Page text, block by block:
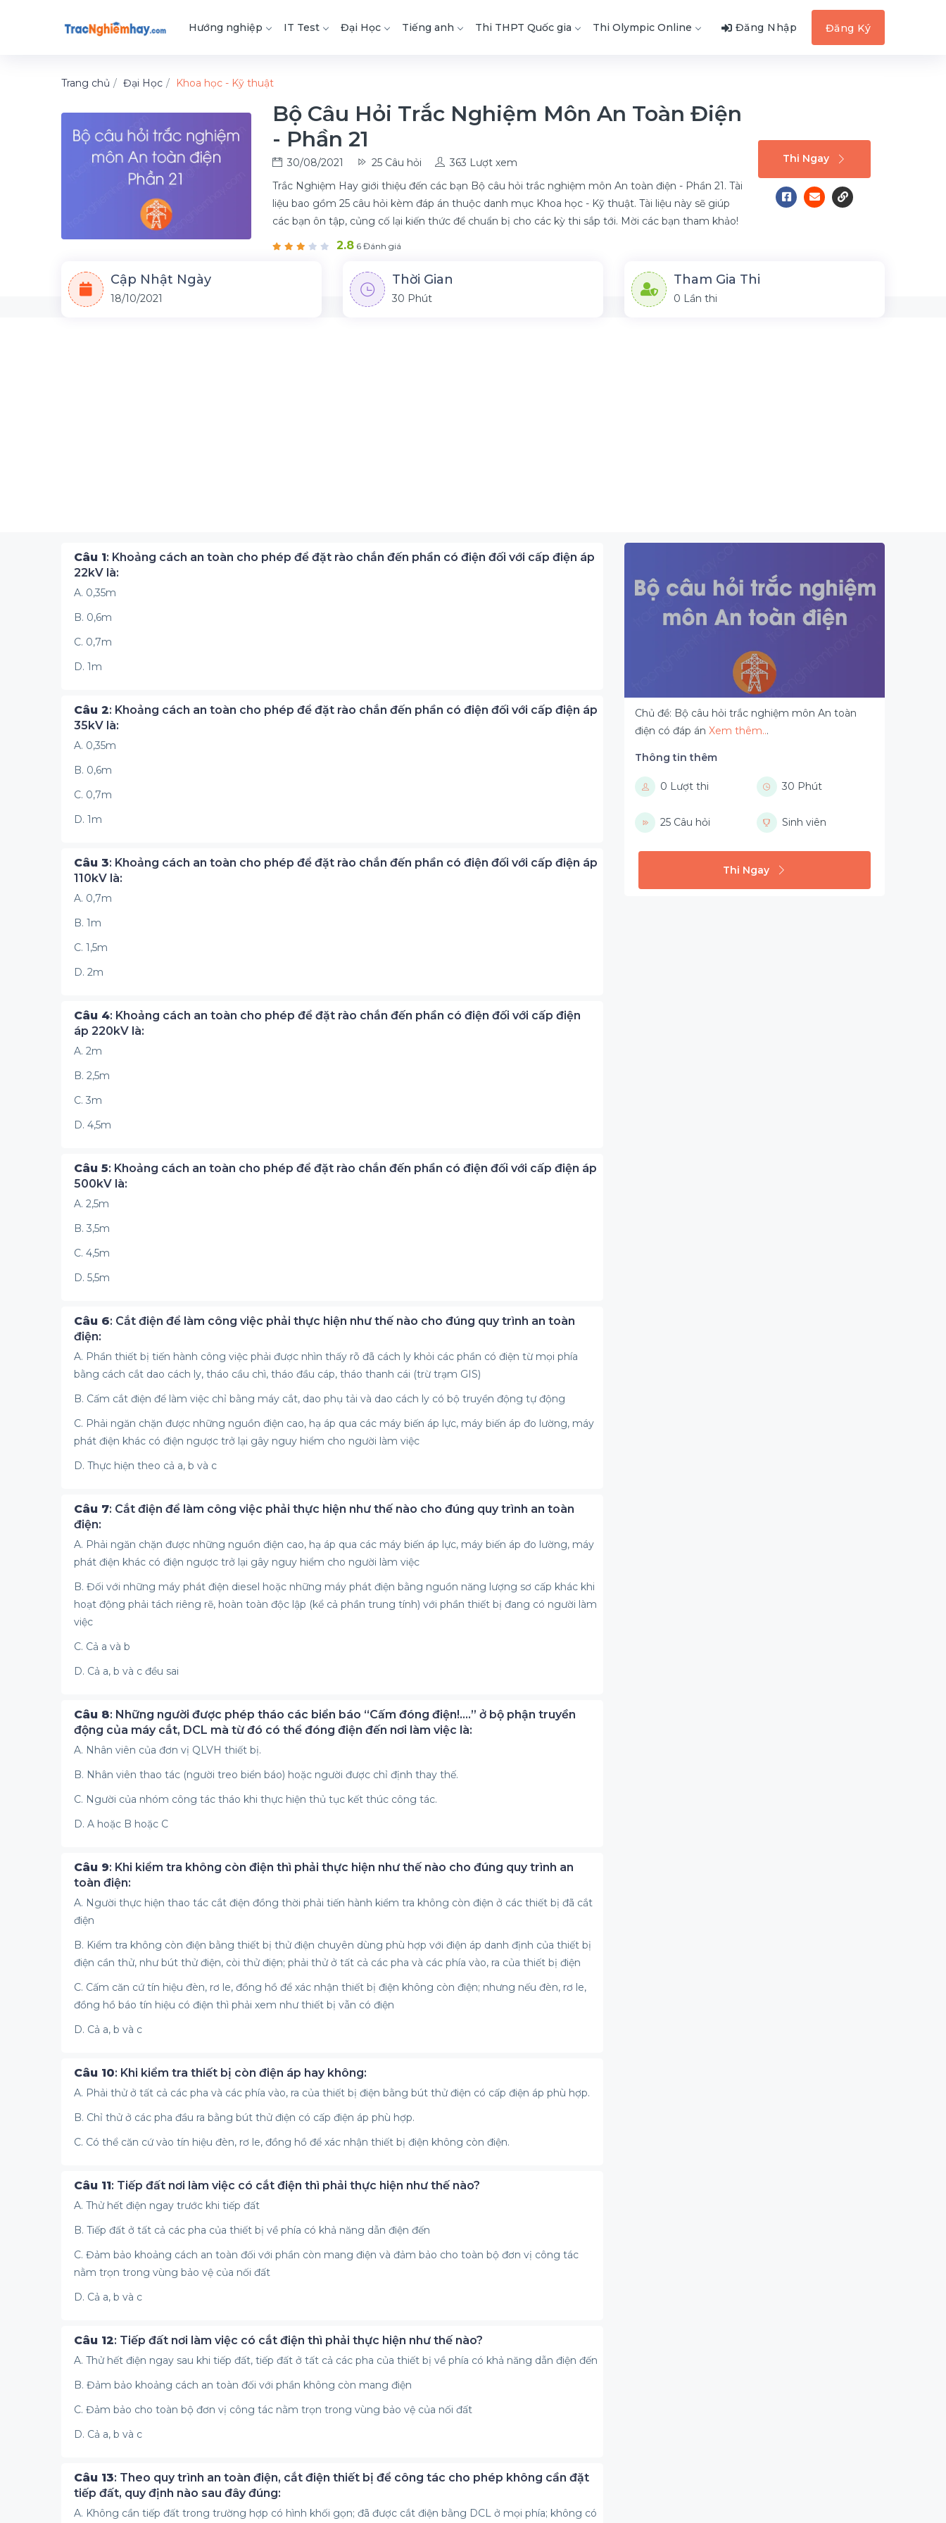
Hướng nghiệp IT Test Đại Học Tiếng anh Thi THPT Quốc gia Thi Olympic Online Đăng Nhập Đăng Ký
Trang chủ Đại Học Khoa học - Kỹ thuật
Bộ Câu Hỏi Trắc Nghiệm Môn An Toàn Điện
- Phần 21
30/08/2021 25 Câu hỏi
363 Lượt xem
Trắc Nghiệm Hay giới thiệu đến các bạn Bộ câu hỏi trắc nghiệm môn An toàn điện - Phần 21. Tài
liệu bao gồm 25 câu hỏi kèm đáp án thuộc danh mục Khoa học - Kỹ thuật. Tài liệu này sẽ giúp
các bạn ôn tập, củng cố lại kiến thức để chuẩn bị cho các kỳ thi sắp tới. Mời các bạn tham khảo!
2.8 6 Đánh giá
Thi Ngay
Cập Nhật Ngày
18/10/2021
Thời Gian
30 Phút
Tham Gia Thi
0 Lần thi
Câu 1: Khoảng cách an toàn cho phép để đặt rào chắn đến phần có điện đối với cấp điện áp
22kV là:
A. 0,35m
B. 0,6m
C. 0,7m
D. 1m
Câu 2: Khoảng cách an toàn cho phép để đặt rào chắn đến phần có điện đối với cấp điện áp
35kV là:
A. 0,35m
B. 0,6m
C. 0,7m
D. 1m
Câu 3: Khoảng cách an toàn cho phép để đặt rào chắn đến phần có điện đối với cấp điện áp
110kV là:
A. 0,7m
B. 1m
C. 1,5m
D. 2m
Câu 4: Khoảng cách an toàn cho phép để đặt rào chắn đến phần có điện đối với cấp điện
áp 220kV là:
A. 2m
B. 2,5m
C. 3m
D. 4,5m
Câu 5: Khoảng cách an toàn cho phép để đặt rào chắn đến phần có điện đối với cấp điện áp
500kV là:
A. 2,5m
B. 3,5m
C. 4,5m
D. 5,5m
Câu 6: Cắt điện để làm công việc phải thực hiện như thế nào cho đúng quy trình an toàn
điện:
A. Phần thiết bị tiến hành công việc phải được nhìn thấy rõ đã cách ly khỏi các phần có điện từ mọi phía
bằng cách cắt dao cách ly, tháo cầu chì, tháo đầu cáp, tháo thanh cái (trừ trạm GIS)
B. Cấm cắt điện để làm việc chỉ bằng máy cắt, dao phụ tải và dao cách ly có bộ truyền động tự động
C. Phải ngăn chặn được những nguồn điện cao, hạ áp qua các máy biến áp lực, máy biến áp đo lường, máy
phát điện khác có điện ngược trở lại gây nguy hiểm cho người làm việc
D. Thực hiện theo cả a, b và c
Câu 7: Cắt điện để làm công việc phải thực hiện như thế nào cho đúng quy trình an toàn
điện:
A. Phải ngăn chặn được những nguồn điện cao, hạ áp qua các máy biến áp lực, máy biến áp đo lường, máy
phát điện khác có điện ngược trở lại gây nguy hiểm cho người làm việc
B. Đối với những máy phát điện diesel hoặc những máy phát điện bằng nguồn năng lượng sơ cấp khác khi
hoạt động phải tách riêng rẽ, hoàn toàn độc lập (kể cả phần trung tính) với phần thiết bị đang có người làm
việc
C. Cả a và b
D. Cả a, b và c đều sai
Câu 8: Những người được phép tháo các biển báo “Cấm đóng điện!....” ở bộ phận truyền
động của máy cắt, DCL mà từ đó có thể đóng điện đến nơi làm việc là:
A. Nhân viên của đơn vị QLVH thiết bị.
B. Nhân viên thao tác (người treo biển báo) hoặc người được chỉ định thay thế.
C. Người của nhóm công tác tháo khi thực hiện thủ tục kết thúc công tác.
D. A hoặc B hoặc C
Câu 9: Khi kiểm tra không còn điện thì phải thực hiện như thế nào cho đúng quy trình an
toàn điện:
A. Người thực hiện thao tác cắt điện đồng thời phải tiến hành kiểm tra không còn điện ở các thiết bị đã cắt
điện
B. Kiểm tra không còn điện bằng thiết bị thử điện chuyên dùng phù hợp với điện áp danh định của thiết bị
điện cần thử, như bút thử điện, còi thử điện; phải thử ở tất cả các pha và các phía vào, ra của thiết bị điện
C. Cấm căn cứ tín hiệu đèn, rơ le, đồng hồ để xác nhận thiết bị điện không còn điện; nhưng nếu đèn, rơ le,
đồng hồ báo tín hiệu có điện thì phải xem như thiết bị vẫn có điện
D. Cả a, b và c
Câu 10: Khi kiểm tra thiết bị còn điện áp hay không:
A. Phải thử ở tất cả các pha và các phía vào, ra của thiết bị điện bằng bút thử điện có cấp điện áp phù hợp.
B. Chỉ thử ở các pha đầu ra bằng bút thử điện có cấp điện áp phù hợp.
C. Có thể căn cứ vào tín hiệu đèn, rơ le, đồng hồ để xác nhận thiết bị điện không còn điện.
Câu 11: Tiếp đất nơi làm việc có cắt điện thì phải thực hiện như thế nào?
A. Thử hết điện ngay trước khi tiếp đất
B. Tiếp đất ở tất cả các pha của thiết bị về phía có khả năng dẫn điện đến
C. Đảm bảo khoảng cách an toàn đối với phần còn mang điện và đảm bảo cho toàn bộ đơn vị công tác
nằm trọn trong vùng bảo vệ của nối đất
D. Cả a, b và c
Câu 12: Tiếp đất nơi làm việc có cắt điện thì phải thực hiện như thế nào?
A. Thử hết điện ngay sau khi tiếp đất, tiếp đất ở tất cả các pha của thiết bị về phía có khả năng dẫn điện đến
B. Đảm bảo khoảng cách an toàn đối với phần không còn mang điện
C. Đảm bảo cho toàn bộ đơn vị công tác nằm trọn trong vùng bảo vệ của nối đất
D. Cả a, b và c
Câu 13: Theo quy trình an toàn điện, cắt điện thiết bị để công tác cho phép không cần đặt
tiếp đất, quy định nào sau đây đúng:
A. Không cần tiếp đất trong trường hợp có hình khối gọn; đã được cắt điện bằng DCL ở mọi phía; không có
Chủ đề: Bộ câu hỏi trắc nghiệm môn An toàn
điện có đáp án Xem thêm...
Thông tin thêm
0 Lượt thi 30 Phút
25 Câu hỏi Sinh viên
Thi Ngay